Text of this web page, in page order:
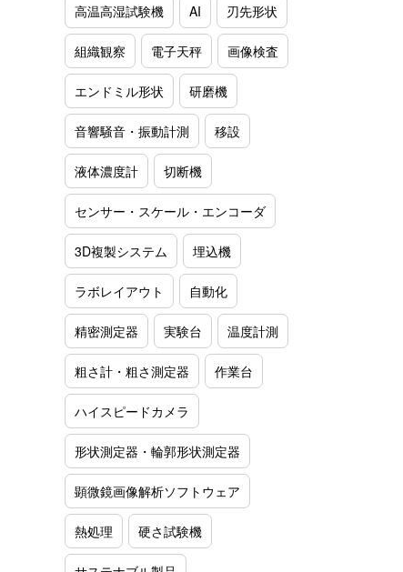
高温高湿試験機 AI 刃先形状
組織観察 電子天秤 画像検査
エンドミル形状 研磨機
音響騒音・振動計測 移設
液体濃度計 切断機
センサー・スケール・エンコーダ
3D複製システム 埋込機
ラボレイアウト 自動化
精密測定器 実験台 温度計測
粗さ計・粗さ測定器 作業台
ハイスピードカメラ
形状測定器・輪郭形状測定器
顕微鏡画像解析ソフトウェア
熱処理 硬さ試験機